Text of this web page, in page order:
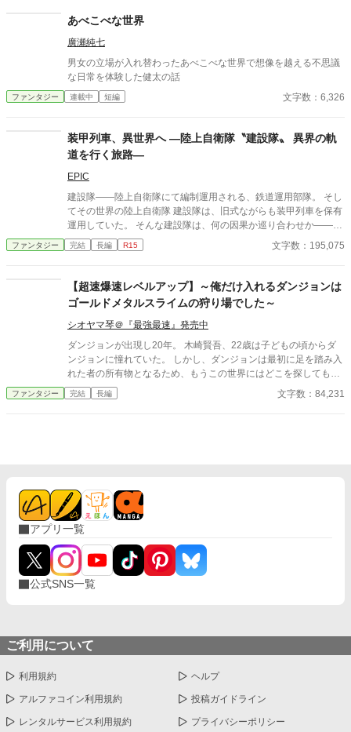
論だけでは国は動かない。 歴史上の偉人たちは、誰一人として主
人公の都合よく動いてはくれない。 それでも慶喜は諦めない。
間を、一人でも多く生かしたいだけだ」 史実では最後の将軍とな
った男が、 五歳から幕末をやり直す。 幕府滅亡を阻止し、 黒船
にも、 薩長にも、 内戦にも負けない国を作るために。 これは未
語。 黒船来航まで、あと十五年。 幕府滅亡まで、あと二十七年。
歴史改変は、五歳の徳川慶喜から始まる。
ください。 歯科以外の医療知識はそこまで詳しくないのですみま
せんがご了承ください。
あべこべな世界
廣瀬純七
男女の立場が入れ替わったあべこべな世界で想像を越える不思議
な日常を体験した健太の話
ファンタジー 連載中 短編 文字数：6,326
装甲列車、異世界へ ―陸上自衛隊〝建設隊〟 異界の軌
道を行く旅路―
EPIC
建設隊――陸上自衛隊にて編制運用される、鉄道運用部隊。 そし
てその世界の陸上自衛隊 建設隊は、旧式ながらも装甲列車を保有
運用していた。 そんな建設隊は、何の因果か巡り合わせか――異
世界の地を新たな任務作戦先とすることになる―― 陸上自衛隊が
装甲列車で異世界を旅する作戦記録――開始。 注意)「どんと来
めっちゃ強い隊員の人とか出てきます。まじめな現代軍隊inファ
ンタジーを期待すると盛大に肩透かしを食らいます。ハジケる覚
悟をしろ。 ・「異世界を――装甲列車で冒険したいですッ！」、
そんな欲望のままに開始した作品です。 ・現実的な多々の問題点
とかぶん投げて、勢いと雰囲気で乗り切ります。 ・作者は鉄道関
係に関しては完全な素人です。 ・自衛隊の名称をお借りしていま
すが、装甲列車が出てくる時点で現実とは異なる組織です。
ファンタジー 完結 長編 R15 文字数：195,075
【超速爆速レベルアップ】～俺だけ入れるダンジョンは
ゴールドメタルスライムの狩り場でした～
シオヤマ琴＠『最強最速』発売中
ダンジョンが出現し20年。 木崎賢吾、22歳は子どもの頃からダ
ンジョンに憧れていた。 しかし、ダンジョンは最初に足を踏み入
れた者の所有物となるため、もうこの世界にはどこを探しても未
発見のダンジョンなどないと思われていた。 そんな矢先、バイト
帰りに彼が目にしたものは――。 【自分だけのダンジョンを夢見
ファンタジー 完結 長編 文字数：84,231
アプリ一覧
公式SNS一覧
ご利用について
利用規約 ヘルプ
アルファコイン利用規約 投稿ガイドライン
レンタルサービス利用規約 プライバシーポリシー